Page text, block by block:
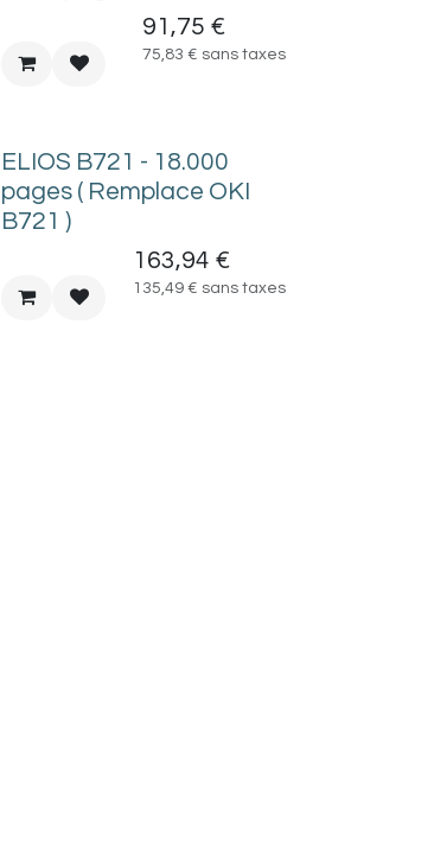
91,75 €
75,83 € sans taxes
ELIOS B721 - 18.000
pages ( Remplace OKI
B721 )
163,94 €
135,49€ sans taxes